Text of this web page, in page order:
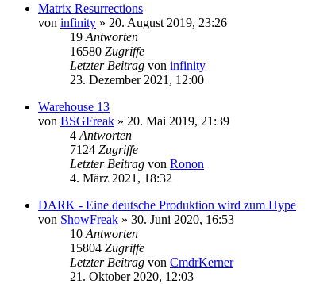
Matrix Resurrections
von infinity » 20. August 2019, 23:26
19 Antworten
16580 Zugriffe
Letzter Beitrag von infinity
23. Dezember 2021, 12:00
Warehouse 13
von BSGFreak » 20. Mai 2019, 21:39
4 Antworten
7124 Zugriffe
Letzter Beitrag von Ronon
4. März 2021, 18:32
DARK - Eine deutsche Produktion wird zum Hype
von ShowFreak » 30. Juni 2020, 16:53
10 Antworten
15804 Zugriffe
Letzter Beitrag von CmdrKerner
21. Oktober 2020, 12:03